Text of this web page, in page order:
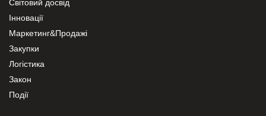
Світовий досвід
Інновації
Маркетинг&Продажі
Закупки
Логістика
Закон
Події